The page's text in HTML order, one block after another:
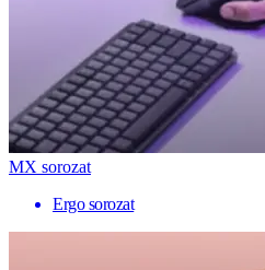
MX sorozat
Ergo sorozat